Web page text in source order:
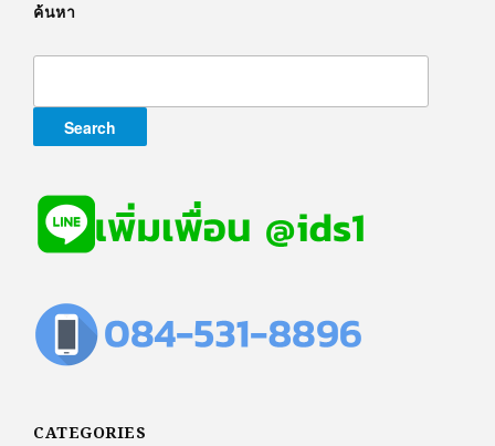
ค้นหา
CATEGORIES